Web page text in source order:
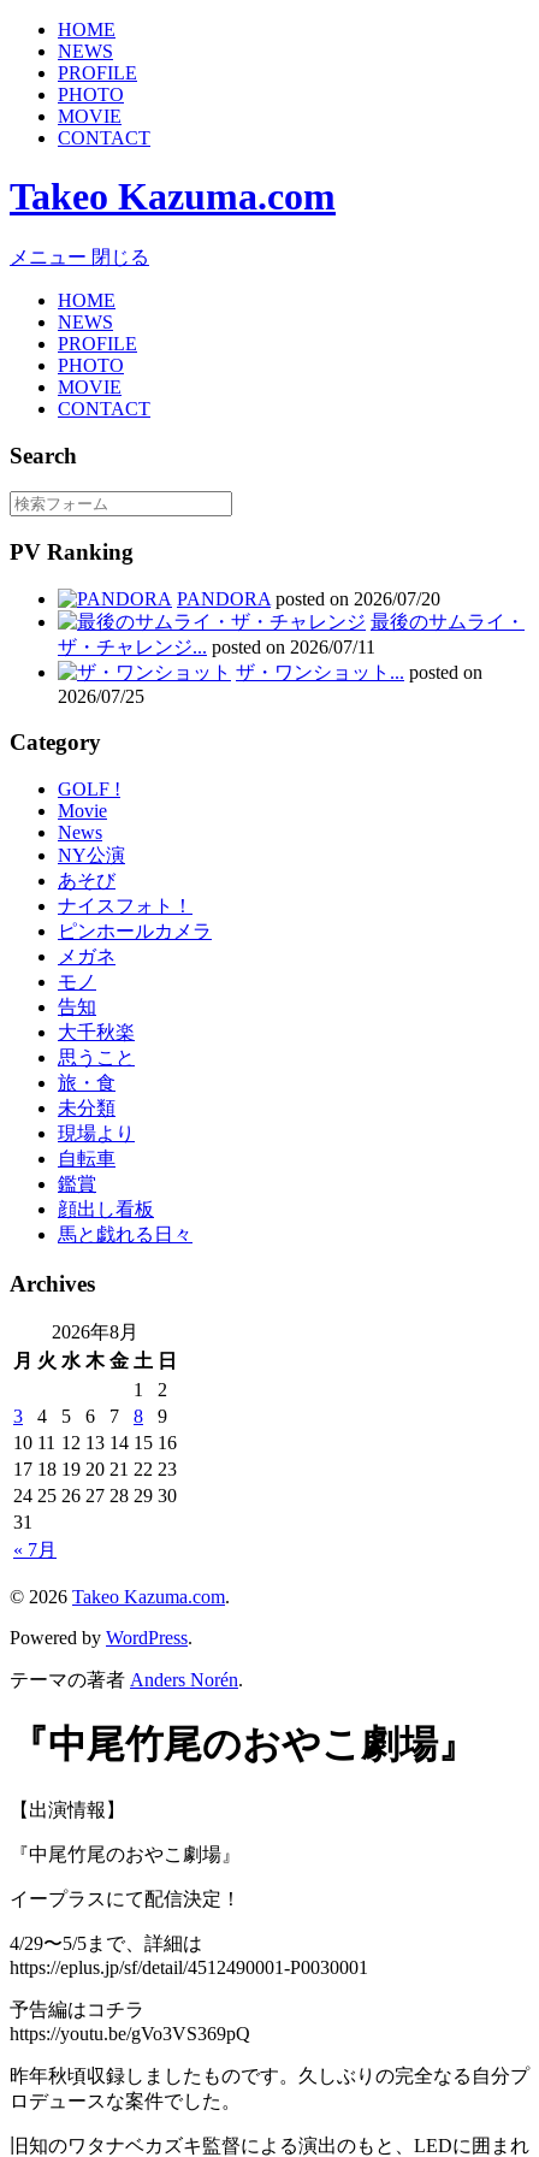
HOME
NEWS
PROFILE
PHOTO
MOVIE
CONTACT
Takeo Kazuma.com
メニュー 閉じる
HOME
NEWS
PROFILE
PHOTO
MOVIE
CONTACT
Search
PV Ranking
PANDORA posted on 2026/07/20
最後のサムライ・
ザ・チャレンジ... posted on 2026/07/11
ザ・ワンショット... posted on
2026/07/25
Category
GOLF !
Movie
News
NY公演
あそび
ナイスフォト！
ピンホールカメラ
メガネ
モノ
告知
大千秋楽
思うこと
旅・食
未分類
現場より
自転車
鑑賞
顔出し看板
馬と戯れる日々
Archives
2026年8月
月 火 水 木 金 土 日
« 7月
1
2
3
4 5 6 7 8
9
10 11 12 13 14 15 16
17 18 19 20 21 22 23
24 25 26 27 28 29 30
31
© 2026 Takeo Kazuma.com.
Powered by WordPress.
テーマの著者 Anders Norén.
『中尾竹尾のおやこ劇場』
【出演情報】
『中尾竹尾のおやこ劇場』
イープラスにて配信決定！
4/29〜5/5まで、詳細は
https://eplus.jp/sf/detail/4512490001-P0030001
予告編はコチラ
https://youtu.be/gVo3VS369pQ
昨年秋頃収録しましたものです。久しぶりの完全なる自分プ
ロデュースな案件でした。
旧知のワタナベカズキ監督による演出のもと、LEDに囲まれ